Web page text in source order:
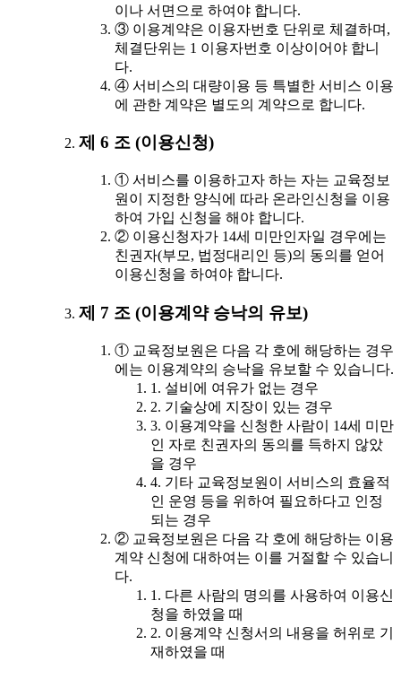
이나 서면으로 하여야 합니다.
③ 이용계약은 이용자번호 단위로 체결하며,
체결단위는 1 이용자번호 이상이어야 합니
다.
④ 서비스의 대량이용 등 특별한 서비스 이용
에 관한 계약은 별도의 계약으로 합니다.
제 6 조 (이용신청)
① 서비스를 이용하고자 하는 자는 교육정보
원이 지정한 양식에 따라 온라인신청을 이용
하여 가입 신청을 해야 합니다.
② 이용신청자가 14세 미만인자일 경우에는
친권자(부모, 법정대리인 등)의 동의를 얻어
이용신청을 하여야 합니다.
제 7 조 (이용계약 승낙의 유보)
① 교육정보원은 다음 각 호에 해당하는 경우
에는 이용계약의 승낙을 유보할 수 있습니다.
1. 설비에 여유가 없는 경우
2. 기술상에 지장이 있는 경우
3. 이용계약을 신청한 사람이 14세 미만
인 자로 친권자의 동의를 득하지 않았
을 경우
4. 기타 교육정보원이 서비스의 효율적
인 운영 등을 위하여 필요하다고 인정
되는 경우
② 교육정보원은 다음 각 호에 해당하는 이용
계약 신청에 대하여는 이를 거절할 수 있습니
다.
1. 다른 사람의 명의를 사용하여 이용신
청을 하였을 때
2. 이용계약 신청서의 내용을 허위로 기
재하였을 때